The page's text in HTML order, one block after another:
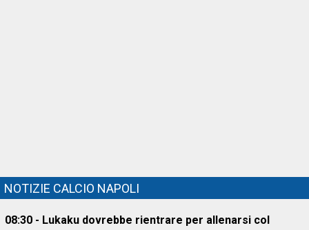
NOTIZIE CALCIO NAPOLI
08:30 - Lukaku dovrebbe rientrare per allenarsi col